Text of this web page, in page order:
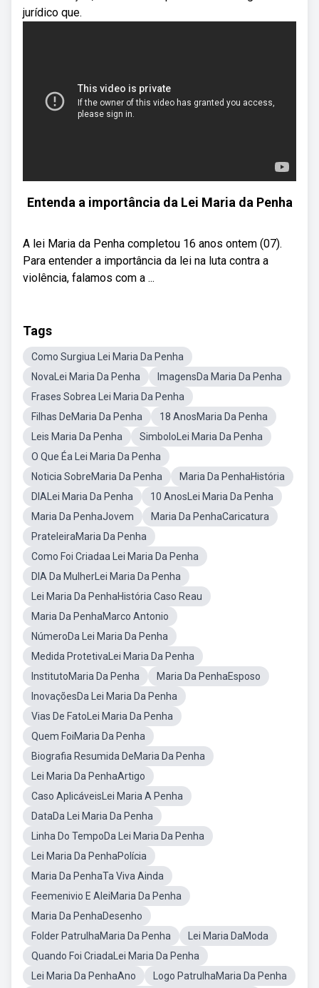
jurídico que.
Entenda a importância da Lei Maria da Penha
A lei Maria da Penha completou 16 anos ontem (07).
Para entender a importância da lei na luta contra a
violência, falamos com a ...
Tags
Como Surgiua Lei Maria Da Penha
NovaLei Maria Da Penha
ImagensDa Maria Da Penha
Frases Sobrea Lei Maria Da Penha
Filhas DeMaria Da Penha
18 AnosMaria Da Penha
Leis Maria Da Penha
SimboloLei Maria Da Penha
O Que Éa Lei Maria Da Penha
Noticia SobreMaria Da Penha
Maria Da PenhaHistória
DIALei Maria Da Penha
10 AnosLei Maria Da Penha
Maria Da PenhaJovem
Maria Da PenhaCaricatura
PrateleiraMaria Da Penha
Como Foi Criadaa Lei Maria Da Penha
DIA Da MulherLei Maria Da Penha
Lei Maria Da PenhaHistória Caso Reau
Maria Da PenhaMarco Antonio
NúmeroDa Lei Maria Da Penha
Medida ProtetivaLei Maria Da Penha
InstitutoMaria Da Penha
Maria Da PenhaEsposo
InovaçõesDa Lei Maria Da Penha
Vias De FatoLei Maria Da Penha
Quem FoiMaria Da Penha
Biografia Resumida DeMaria Da Penha
Lei Maria Da PenhaArtigo
Caso AplicáveisLei Maria A Penha
DataDa Lei Maria Da Penha
Linha Do TempoDa Lei Maria Da Penha
Lei Maria Da PenhaPolícia
Maria Da PenhaTa Viva Ainda
Feemenivio E AleiMaria Da Penha
Maria Da PenhaDesenho
Folder PatrulhaMaria Da Penha
Lei Maria DaModa
Quando Foi CriadaLei Maria Da Penha
Lei Maria Da PenhaAno
Logo PatrulhaMaria Da Penha